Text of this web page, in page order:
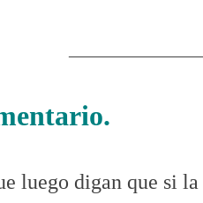
luego digan que si